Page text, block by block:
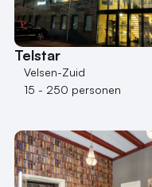
Telstar
Velsen-Zuid
15 - 250 personen